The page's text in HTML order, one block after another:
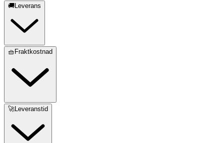
🚚Leverans
🧺Fraktkostnad
🚀Leveranstid